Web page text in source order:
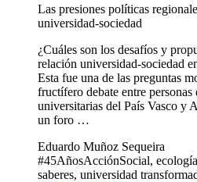
Las presiones políticas
universidad-sociedad
¿Cuáles son los desafíos y
relación universidad-sociedad
Esta fue una de las preguntas
fructífero debate entre personas
universitarias del País Vasco y
un foro …
Eduardo Muñoz Sequeira
#45AñosAcciónSocial,
saberes, universidad